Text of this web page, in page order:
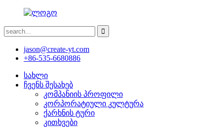
jason@create-yt.com
+86-535-6680886
სახლი
ჩვენს შესახებ
კომპანიის პროფილი
კორპორატიული კულტურა
ქარხნის ტური
კითხვები